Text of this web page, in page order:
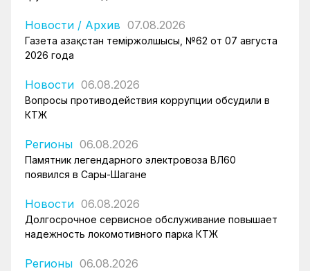
Новости / Архив 07.08.2026
Газета Қазақстан теміржолшысы, №62 от 07 августа
2026 года
Новости 06.08.2026
Вопросы противодействия коррупции обсудили в
КТЖ
Регионы 06.08.2026
Памятник легендарного электровоза ВЛ60
появился в Сары-Шагане
Новости 06.08.2026
Долгосрочное сервисное обслуживание повышает
надежность локомотивного парка КТЖ
Регионы 06.08.2026